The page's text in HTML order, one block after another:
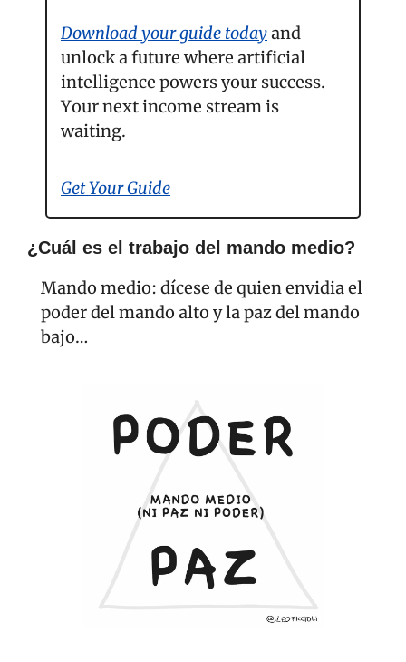
Download your guide today and
unlock a future where artificial
intelligence powers your success.
Your next income stream is
waiting.
Get Your Guide
¿Cuál es el trabajo del mando medio?
Mando medio: dícese de quien envidia el
poder del mando alto y la paz del mando
bajo…